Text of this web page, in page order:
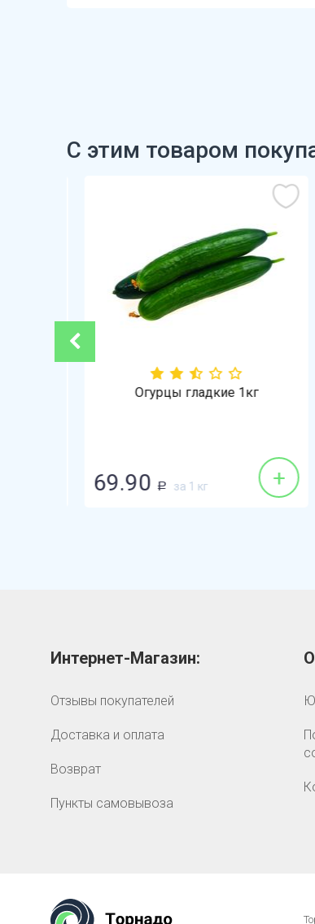
С этим товаром
Огурцы гладкие 1кг
69.90 Р за 1 кг +
Интернет-Магазин:
Отзывы покупателей
Доставка и оплата
Возврат
Пункты самовывоза